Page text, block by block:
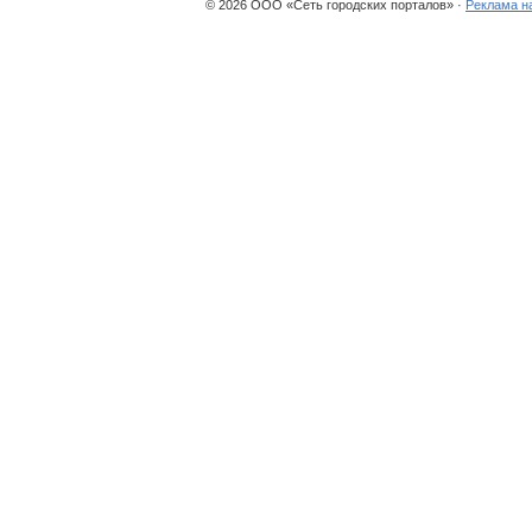
© 2026 ООО «Сеть городских порталов» · Реклама